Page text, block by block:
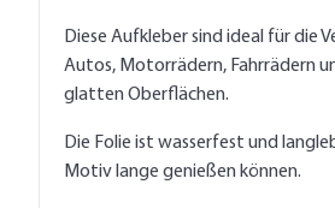
Diese Aufkleber sind ideal für die
Autos, Motorrädern, Fahrrädern
glatten Oberflächen.
Die Folie ist wasserfest und
Motiv lange genießen können.